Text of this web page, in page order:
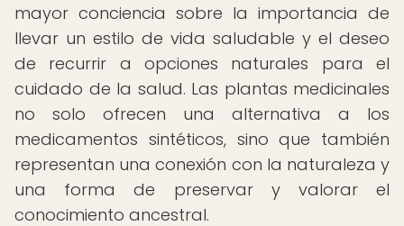
mayor conciencia sobre la importancia de
llevar un estilo de vida saludable y el deseo
de recurrir a opciones naturales para el
cuidado de la salud. Las plantas medicinales
no solo ofrecen una alternativa a los
medicamentos sintéticos, sino que también
representan una conexión con la naturaleza y
una forma de preservar y valorar el
conocimiento ancestral.